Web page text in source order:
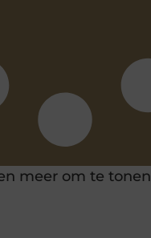
meer om te tonen